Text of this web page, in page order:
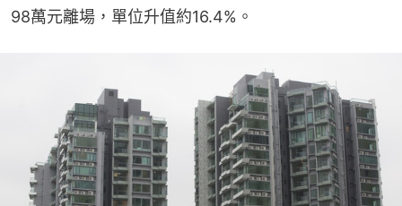
98萬元離場，單位升值約16.4%。